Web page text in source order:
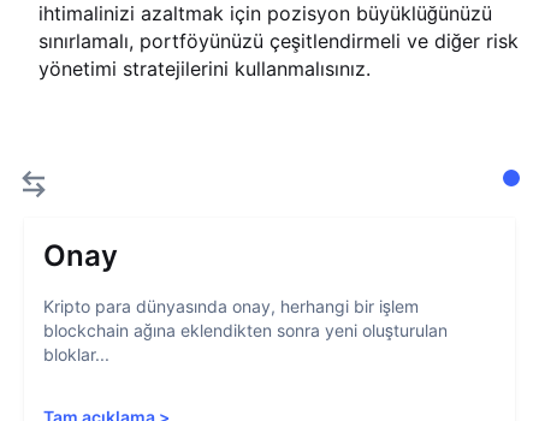
ihtimalinizi azaltmak için pozisyon büyüklüğünüzü
sınırlamalı, portföyünüzü çeşitlendirmeli ve diğer risk
yönetimi stratejilerini kullanmalısınız.
Onay
Kripto para dünyasında onay, herhangi bir işlem
blockchain ağına eklendikten sonra yeni oluşturulan
bloklar...
Tam açıklama >